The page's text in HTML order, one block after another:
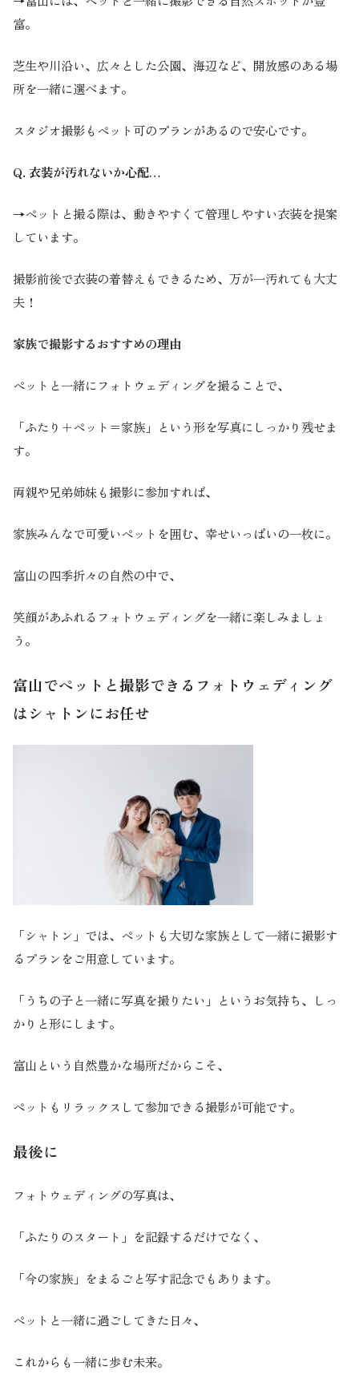
富。
芝生や川沿い、広々とした公園、海辺など、開放感のある場
所を一緒に選べます。
スタジオ撮影もペット可のプランがあるので安心です。
Q. 衣装が汚れないか心配…
→ペットと撮る際は、動きやすくて管理しやすい衣装を提案
しています。
撮影前後で衣装の着替えもできるため、万が一汚れても大丈
夫！
家族で撮影するおすすめの理由
ペットと一緒にフォトウェディングを撮ることで、
「ふたり＋ペット＝家族」という形を写真にしっかり残せま
す。
両親や兄弟姉妹も撮影に参加すれば、
家族みんなで可愛いペットを囲む、幸せいっぱいの一枚に。
富山の四季折々の自然の中で、
笑顔があふれるフォトウェディングを一緒に楽しみましょ
う。
富山でペットと撮影できるフォトウェディング
はシャトンにお任せ
「シャトン」では、ペットも大切な家族として一緒に撮影す
るプランをご用意しています。
「うちの子と一緒に写真を撮りたい」というお気持ち、しっ
かりと形にします。
富山という自然豊かな場所だからこそ、
ペットもリラックスして参加できる撮影が可能です。
最後に
フォトウェディングの写真は、
「ふたりのスタート」を記録するだけでなく、
「今の家族」をまるごと写す記念でもあります。
ペットと一緒に過ごしてきた日々、
これからも一緒に歩む未来。